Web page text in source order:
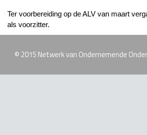
Ter voorbereiding op de ALV van maart
als voorzitter.
© 2015 Netwerk van Ondernemende